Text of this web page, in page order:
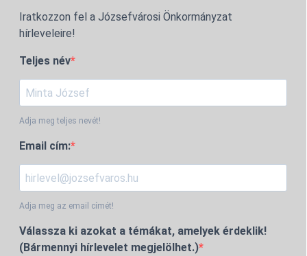
Iratkozzon fel a Józsefvárosi Önkormányzat
hírleveleire!
Teljes név
Adja meg teljes nevét!
Email cím:
Adja meg az email címét!
Válassza ki azokat a témákat, amelyek érdeklik!
(Bármennyi hírlevelet megjelölhet.)